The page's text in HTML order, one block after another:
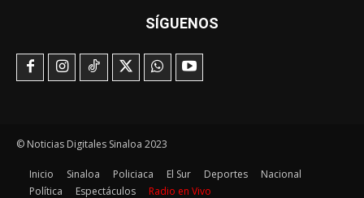
SÍGUENOS
© Noticias Digitales Sinaloa 2023
Inicio Sinaloa Policiaca El Sur Deportes
Nacional
Política
Espectáculos Radio en Vivo